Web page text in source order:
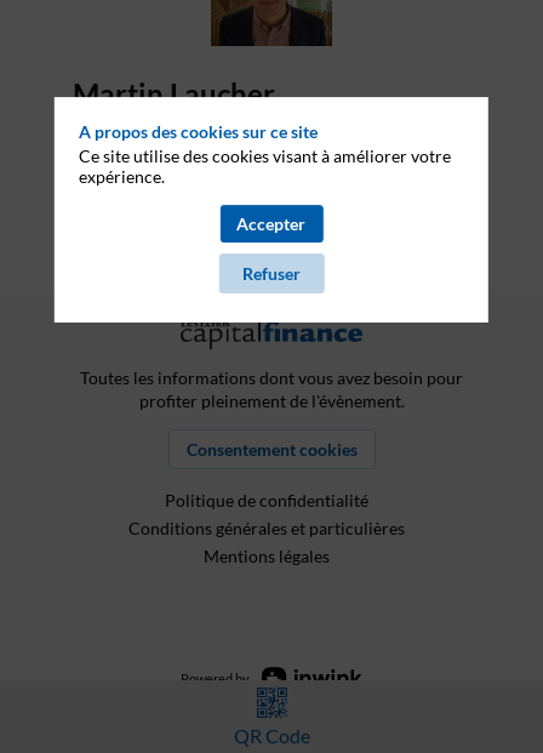
Martin Laucher
Email
Toutes les informations dont vous avez besoin pour
profiter pleinement de l'évènement.
Consentement cookies
Politique de confidentialité
Conditions générales et particulières
Mentions légales
Powered by
QR Code
A propos des cookies sur ce site
Ce site utilise des cookies visant à améliorer votre
expérience.
Accepter
Refuser